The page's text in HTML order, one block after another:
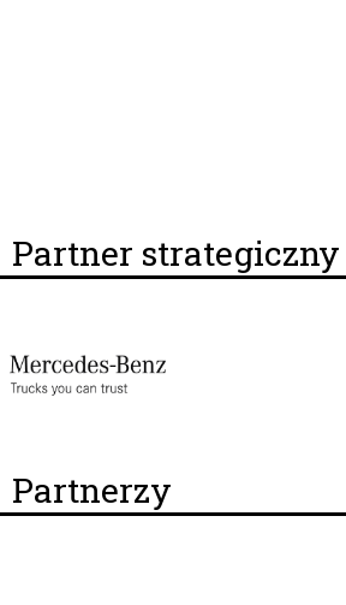
Partner strategiczny
Partnerzy